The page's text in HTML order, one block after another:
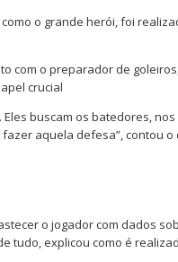
o grande herói, foi
com o preparador de
crucial
buscam os batedores,
aquela defesa”, contou
o jogador com dados
tudo, explicou como é